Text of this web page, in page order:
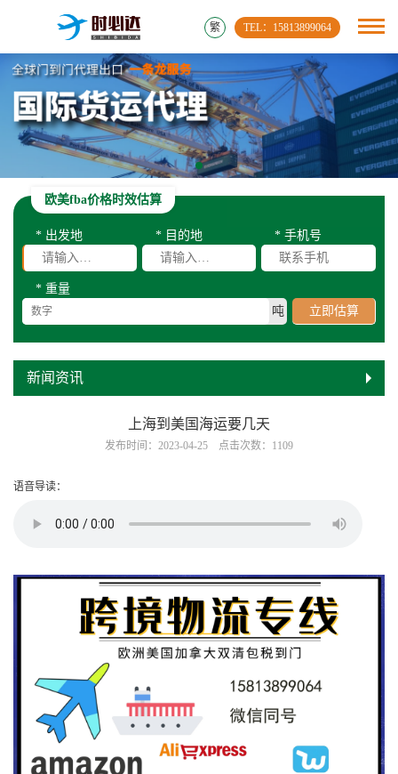
TEL：15813899064
繁
欧美fba价格时效估算
* 出发地 * 目的地 * 手机号
* 重量
吨
立即估算
新闻资讯
上海到美国海运要几天
发布时间：2023-04-25 点击次数：1109
语音导读：